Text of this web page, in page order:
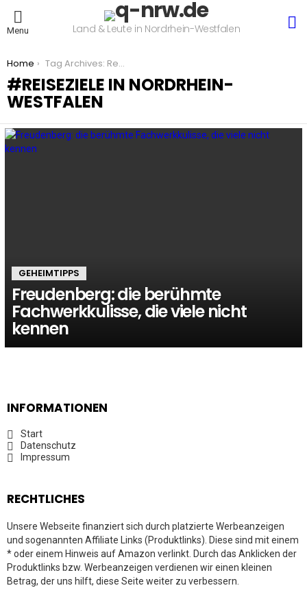
Menu Land & Leute in Nordrhein-Westfalen
You are here:
Home Tag Archives: Reiseziele in Nordrhein-Westfalen
REISEZIELE IN NORDRHEIN-
WESTFALEN
LATEST
GEHEIMTIPPS
Freudenberg: die berühmte
Fachwerkkulisse, die viele nicht
kennen
INFORMATIONEN
Start
Datenschutz
Impressum
RECHTLICHES
Unsere Webseite finanziert sich durch platzierte Werbeanzeigen
und sogenannten Affiliate Links (Produktlinks). Diese sind mit einem
* oder einem Hinweis auf Amazon verlinkt. Durch das Anklicken der
Produktlinks bzw. Werbeanzeigen verdienen wir einen kleinen
Betrag, der uns hilft, diese Seite weiter zu verbessern.